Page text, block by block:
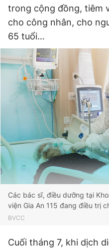
Hotline
0906 645 777
Đặt báo Quảng cáo RSS
Tổng biên tập: Nguyễn Ngọc
Phó tổng biên tập thường trực:
Phó tổng biên tập: Lâm Hiếu
Phó tổng biên tập: Trần Việt
Tổng thư ký tòa soạn: Đức
Giấy phép xuất bản số 110/
© 2003-2026 Bản quyền
chép dưới mọi hình thức nếu
bản. Phát triển bởi ePi
trong cộng đồng, tiêm
cho công nhân, cho
65 tuổi…
Các bác sĩ, điều dưỡng tại
viện Gia An 115 đang điều trị
BVCC
Cuối tháng 7, khi dịch